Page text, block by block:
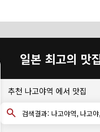
일본 최고의 맛
추천 나고야역 에서 맛집
검색결과: 나고야역, 나